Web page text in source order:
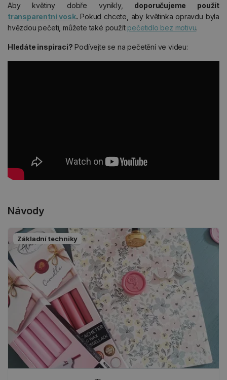
Aby květiny dobře vynikly, doporučujeme použít
transparentní vosk. Pokud chcete, aby květinka opravdu byla
hvězdou pečeti, můžete také použít pečetidlo bez motivu.
Hledáte inspiraci? Podívejte se na pečetění ve videu:
Návody
Základní techniky